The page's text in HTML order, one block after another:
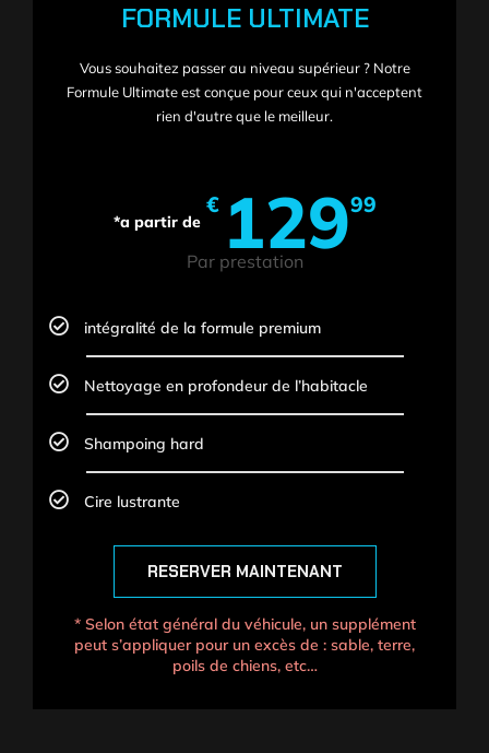
FORMULE ULTIMATE
Vous souhaitez passer au niveau supérieur ? Notre
Formule Ultimate est conçue pour ceux qui n'acceptent
rien d'autre que le meilleur.
€ 12999
Par prestation
intégralité de la formule premium
Nettoyage en profondeur de l’habitacle
Shampoing hard
Cire lustrante
RESERVER MAINTENANT
* Selon état général du véhicule, un supplément
peut s’appliquer pour un excès de : sable, terre,
poils de chiens, etc…